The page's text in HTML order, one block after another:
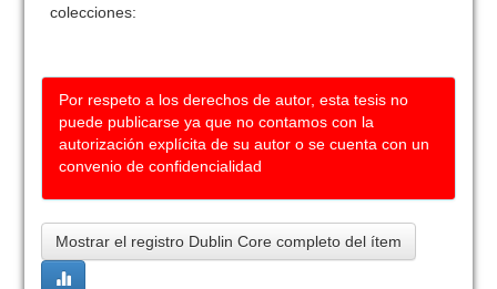
colecciones:
Por respeto a los derechos de autor, esta tesis no
puede publicarse ya que no contamos con la
autorización explícita de su autor o se cuenta con un
convenio de confidencialidad
Mostrar el registro Dublin Core completo del ítem